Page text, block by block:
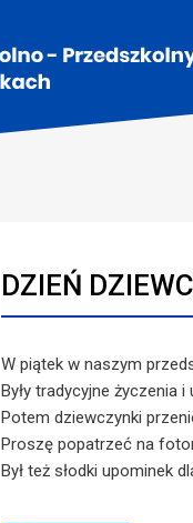
DZIEŃ
W piątek w naszym
Były tradycyjne życzenia
Potem dziewczynki
Proszę popatrzeć na
Był też słodki upominek